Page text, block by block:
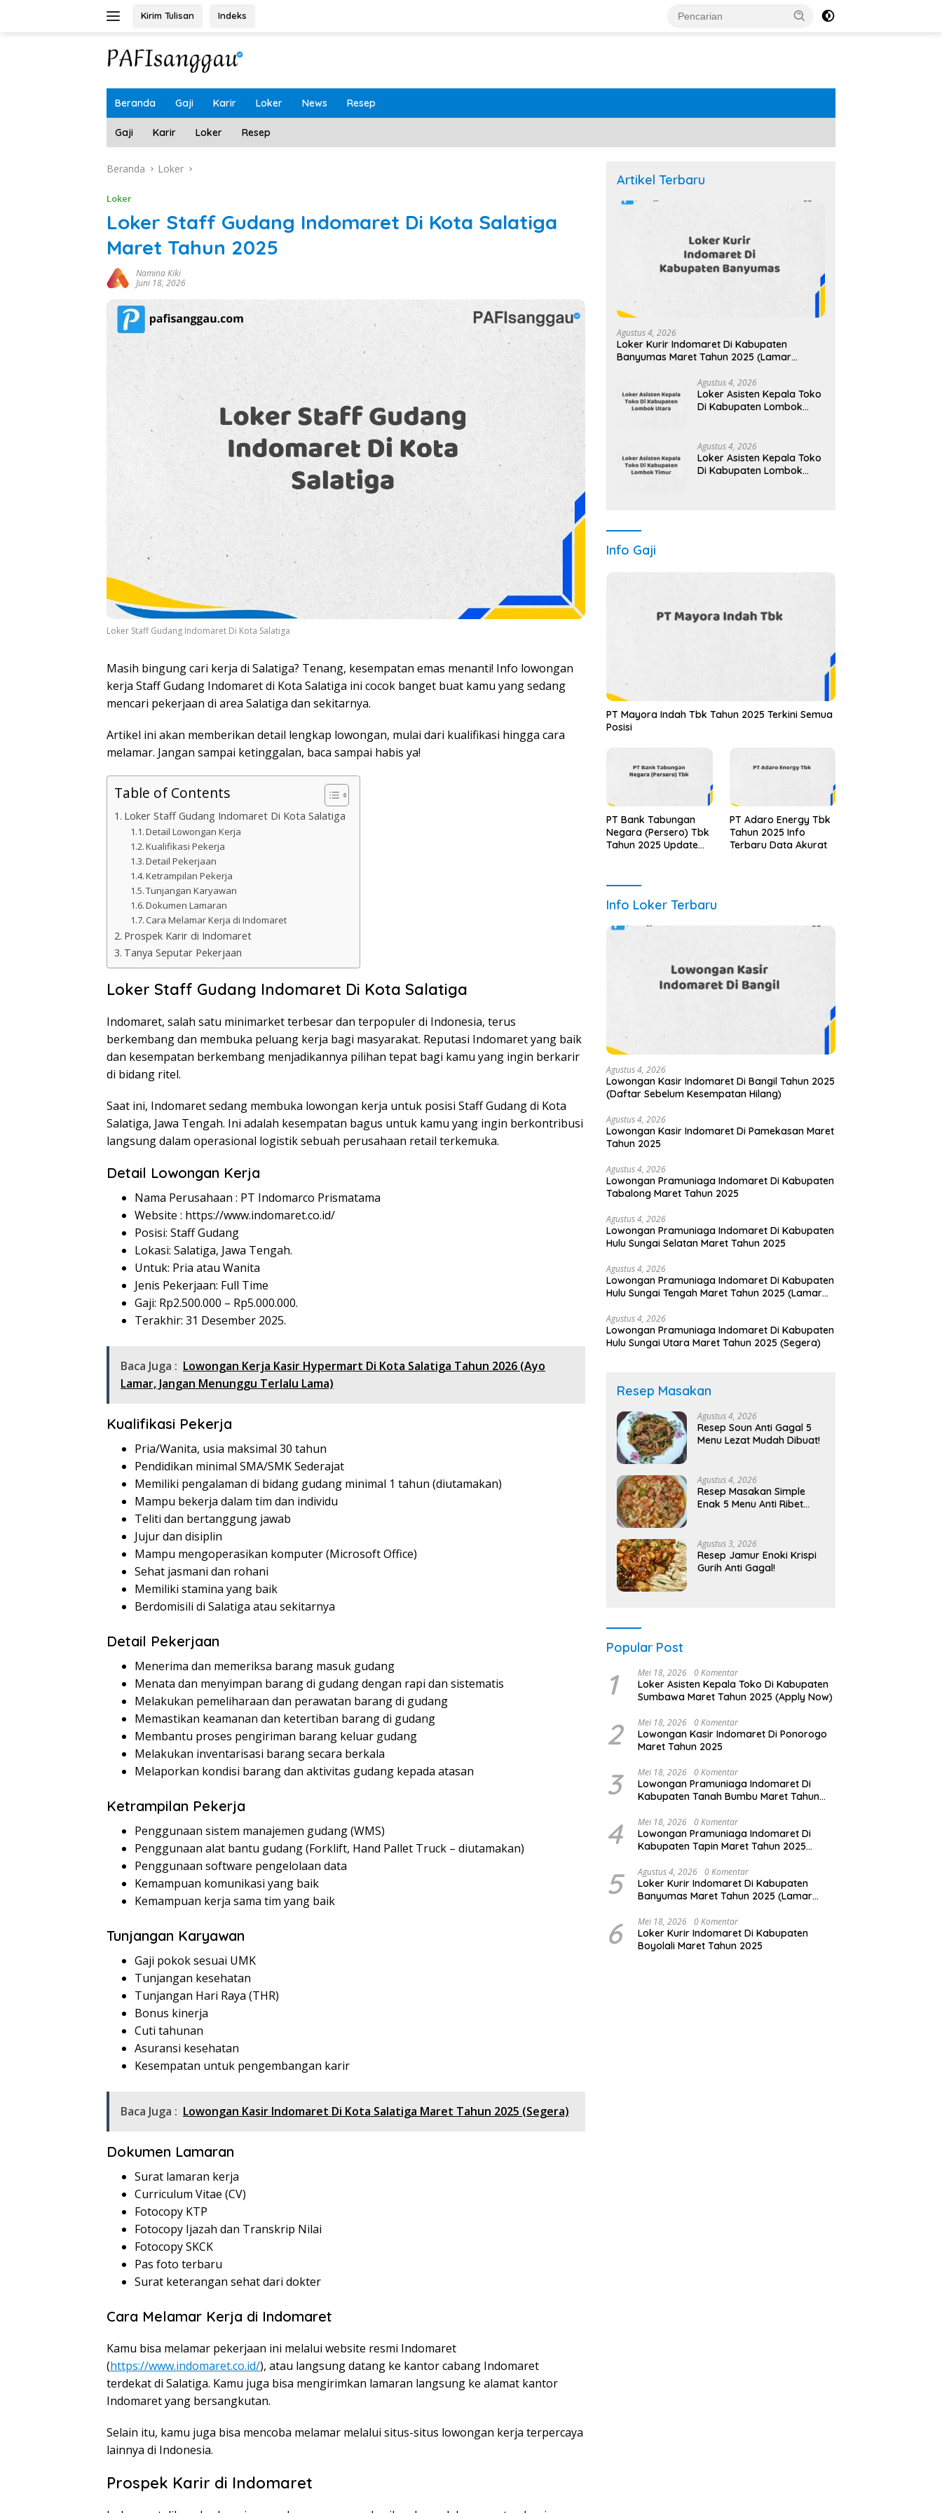
Kirim Tulisan Indeks
Beranda Gaji Karir Loker News Resep
Gaji Karir Loker Resep
Beranda Loker
Loker
Loker Staff Gudang Indomaret Di Kota Salatiga
Maret Tahun 2025
Namina Kiki
Juni 18, 2026
Loker Staff Gudang Indomaret Di Kota Salatiga
Masih bingung cari kerja di Salatiga? Tenang, kesempatan emas menanti! Info lowongan
kerja Staff Gudang Indomaret di Kota Salatiga ini cocok banget buat kamu yang sedang
mencari pekerjaan di area Salatiga dan sekitarnya.
Artikel ini akan memberikan detail lengkap lowongan, mulai dari kualifikasi hingga cara
melamar. Jangan sampai ketinggalan, baca sampai habis ya!
Table of Contents
Loker Staff Gudang Indomaret Di Kota Salatiga
Detail Lowongan Kerja
Kualifikasi Pekerja
Detail Pekerjaan
Ketrampilan Pekerja
Tunjangan Karyawan
Dokumen Lamaran
Cara Melamar Kerja di Indomaret
Prospek Karir di Indomaret
Tanya Seputar Pekerjaan
Loker Staff Gudang Indomaret Di Kota Salatiga
Indomaret, salah satu minimarket terbesar dan terpopuler di Indonesia, terus
berkembang dan membuka peluang kerja bagi masyarakat. Reputasi Indomaret yang baik
dan kesempatan berkembang menjadikannya pilihan tepat bagi kamu yang ingin berkarir
di bidang ritel.
Saat ini, Indomaret sedang membuka lowongan kerja untuk posisi Staff Gudang di Kota
Salatiga, Jawa Tengah. Ini adalah kesempatan bagus untuk kamu yang ingin berkontribusi
langsung dalam operasional logistik sebuah perusahaan retail terkemuka.
Detail Lowongan Kerja
Nama Perusahaan : PT Indomarco Prismatama
Website : https://www.indomaret.co.id/
Posisi: Staff Gudang
Lokasi: Salatiga, Jawa Tengah.
Untuk: Pria atau Wanita
Jenis Pekerjaan: Full Time
Gaji: Rp2.500.000 – Rp5.000.000.
Terakhir: 31 Desember 2025.
Baca Juga : Lowongan Kerja Kasir Hypermart Di Kota Salatiga Tahun 2026 (Ayo
Lamar, Jangan Menunggu Terlalu Lama)
Kualifikasi Pekerja
Pria/Wanita, usia maksimal 30 tahun
Pendidikan minimal SMA/SMK Sederajat
Memiliki pengalaman di bidang gudang minimal 1 tahun (diutamakan)
Mampu bekerja dalam tim dan individu
Teliti dan bertanggung jawab
Jujur dan disiplin
Mampu mengoperasikan komputer (Microsoft Office)
Sehat jasmani dan rohani
Memiliki stamina yang baik
Berdomisili di Salatiga atau sekitarnya
Detail Pekerjaan
Menerima dan memeriksa barang masuk gudang
Menata dan menyimpan barang di gudang dengan rapi dan sistematis
Melakukan pemeliharaan dan perawatan barang di gudang
Memastikan keamanan dan ketertiban barang di gudang
Membantu proses pengiriman barang keluar gudang
Melakukan inventarisasi barang secara berkala
Melaporkan kondisi barang dan aktivitas gudang kepada atasan
Ketrampilan Pekerja
Penggunaan sistem manajemen gudang (WMS)
Penggunaan alat bantu gudang (Forklift, Hand Pallet Truck – diutamakan)
Penggunaan software pengelolaan data
Kemampuan komunikasi yang baik
Kemampuan kerja sama tim yang baik
Tunjangan Karyawan
Gaji pokok sesuai UMK
Tunjangan kesehatan
Tunjangan Hari Raya (THR)
Bonus kinerja
Cuti tahunan
Asuransi kesehatan
Kesempatan untuk pengembangan karir
Baca Juga : Lowongan Kasir Indomaret Di Kota Salatiga Maret Tahun 2025 (Segera)
Dokumen Lamaran
Surat lamaran kerja
Curriculum Vitae (CV)
Fotocopy KTP
Fotocopy Ijazah dan Transkrip Nilai
Fotocopy SKCK
Pas foto terbaru
Surat keterangan sehat dari dokter
Cara Melamar Kerja di Indomaret
Kamu bisa melamar pekerjaan ini melalui website resmi Indomaret
(https://www.indomaret.co.id/), atau langsung datang ke kantor cabang Indomaret
terdekat di Salatiga. Kamu juga bisa mengirimkan lamaran langsung ke alamat kantor
Indomaret yang bersangkutan.
Selain itu, kamu juga bisa mencoba melamar melalui situs-situs lowongan kerja terpercaya
lainnya di Indonesia.
Prospek Karir di Indomaret
Artikel Terbaru
Agustus 4, 2026
Loker Kurir Indomaret Di Kabupaten
Banyumas Maret Tahun 2025 (Lamar
Agustus 4, 2026
Loker Asisten Kepala Toko
Di Kabupaten Lombok
Agustus 4, 2026
Loker Asisten Kepala Toko
Di Kabupaten Lombok
Info Gaji
PT Mayora Indah Tbk Tahun 2025 Terkini Semua
Posisi
PT Bank Tabungan
Negara (Persero) Tbk
Tahun 2025 Update
PT Adaro Energy Tbk
Tahun 2025 Info
Terbaru Data Akurat
Info Loker Terbaru
Agustus 4, 2026
Lowongan Kasir Indomaret Di Bangil Tahun 2025
(Daftar Sebelum Kesempatan Hilang)
Agustus 4, 2026
Lowongan Kasir Indomaret Di Pamekasan Maret
Tahun 2025
Agustus 4, 2026
Lowongan Pramuniaga Indomaret Di Kabupaten
Tabalong Maret Tahun 2025
Agustus 4, 2026
Lowongan Pramuniaga Indomaret Di Kabupaten
Hulu Sungai Selatan Maret Tahun 2025
Agustus 4, 2026
Lowongan Pramuniaga Indomaret Di Kabupaten
Hulu Sungai Tengah Maret Tahun 2025 (Lamar
Agustus 4, 2026
Lowongan Pramuniaga Indomaret Di Kabupaten
Hulu Sungai Utara Maret Tahun 2025 (Segera)
Resep Masakan
Agustus 4, 2026
Resep Soun Anti Gagal 5
Menu Lezat Mudah Dibuat!
Agustus 4, 2026
Resep Masakan Simple
Enak 5 Menu Anti Ribet
Agustus 3, 2026
Resep Jamur Enoki Krispi
Gurih Anti Gagal!
Popular Post
1 Mei 18, 2026 0 Komentar
Loker Asisten Kepala Toko Di Kabupaten
Sumbawa Maret Tahun 2025 (Apply Now)
2 Mei 18, 2026 0 Komentar
Lowongan Kasir Indomaret Di Ponorogo
Maret Tahun 2025
3 Mei 18, 2026 0 Komentar
Lowongan Pramuniaga Indomaret Di
Kabupaten Tanah Bumbu Maret Tahun
4 Mei 18, 2026 0 Komentar
Lowongan Pramuniaga Indomaret Di
Kabupaten Tapin Maret Tahun 2025
5 Agustus 4, 2026 0 Komentar
Loker Kurir Indomaret Di Kabupaten
Banyumas Maret Tahun 2025 (Lamar
6 Mei 18, 2026 0 Komentar
Loker Kurir Indomaret Di Kabupaten
Boyolali Maret Tahun 2025